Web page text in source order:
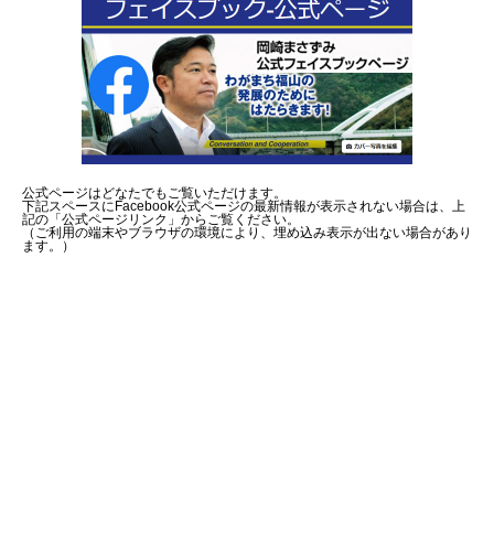
公式ページはどなたでもご覧いただけます。
下記スペースにFacebook公式ページの最新情報が表示されない場合は、上
記の「公式ページリンク」からご覧ください。
（ご利用の端末やブラウザの環境により、埋め込み表示が出ない場合があり
ます。）